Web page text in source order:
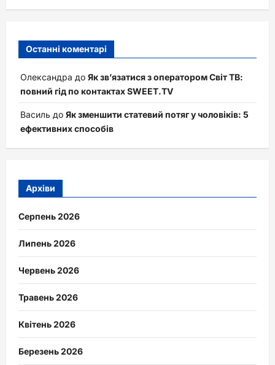
Останні коментарі
Олександра до Як зв’язатися з оператором Світ ТВ:
повний гід по контактах SWEET.TV
Василь до Як зменшити статевий потяг у чоловіків: 5
ефективних способів
Архіви
Серпень 2026
Липень 2026
Червень 2026
Травень 2026
Квітень 2026
Березень 2026